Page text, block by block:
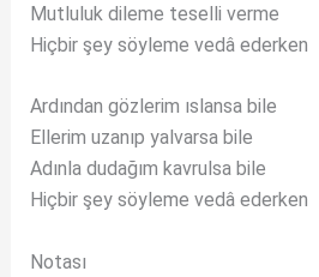
Mutluluk dileme teselli verme
Hiçbir şey söyleme vedâ ederken
Ardından gözlerim ıslansa bile
Ellerim uzanıp yalvarsa bile
Adınla dudağım kavrulsa bile
Hiçbir şey söyleme vedâ ederken
Notası